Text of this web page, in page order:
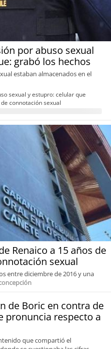
por abuso sexual
grabó los hechos
estaban almacenados en el
sexual y estupro: celular que
connotación sexual
Renaico a 15 años de
sexual
entre diciembre de 2016 y una
de Boric en contra de
pronuncia respecto a
que compartió el